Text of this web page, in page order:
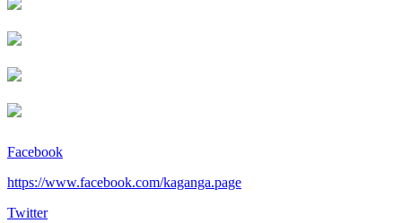
Facebook
https://www.facebook.com/kaganga.page
Twitter